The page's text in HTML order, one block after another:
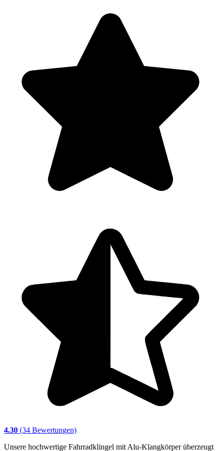
4.30 (34 Bewertungen)
Unsere hochwertige Fahrradklingel mit Alu-Klangkörper überzeugt